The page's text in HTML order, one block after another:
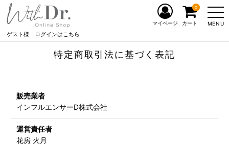
ゲスト様 ログインはこちら
MENU
マイページ カート
0
特定商取引法に基づく表記
販売業者
インフルエンサーD株式会社
運営責任者
花房 火月